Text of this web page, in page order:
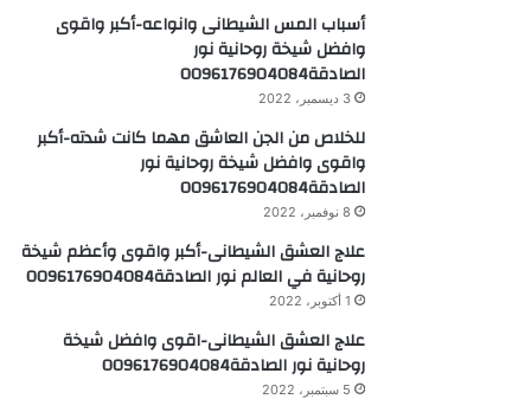
أسباب المس الشيطانى وانواعه-أكبر واقوى
وافضل شيخة روحانية نور
الصادقة0096176904084
3 ديسمبر، 2022
للخلاص من الجن العاشق مهما كانت شدته-أكبر
واقوى وافضل شيخة روحانية نور
الصادقة0096176904084
8 نوفمبر، 2022
علاج العشق الشيطانى-أكبر واقوى وأعظم شيخة
روحانية في العالم نور الصادقة0096176904084
1 أكتوبر، 2022
علاج العشق الشيطانى-اقوى وافضل شيخة
روحانية نور الصادقة0096176904084
5 سبتمبر، 2022